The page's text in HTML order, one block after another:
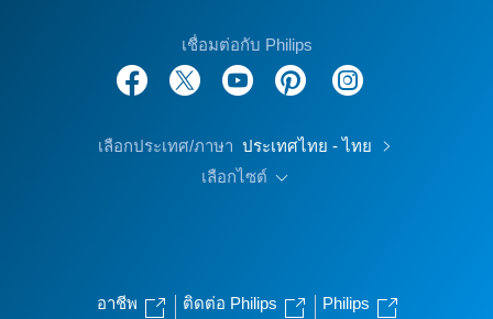
เชื่อมต่อกับ Philips
เลือกประเทศ/ภาษา ประเทศไทย - ไทย
เลือกไซต์
อาชีพ ติดต่อ Philips
Philips